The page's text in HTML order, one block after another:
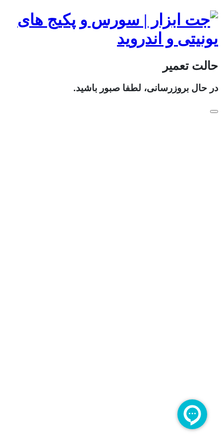
حالت تعمیر
در حال بروزرسانی، لطفا صبور باشید.